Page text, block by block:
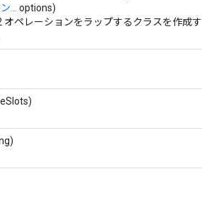
...
options)
ペレーションをラップするクラスを作成す